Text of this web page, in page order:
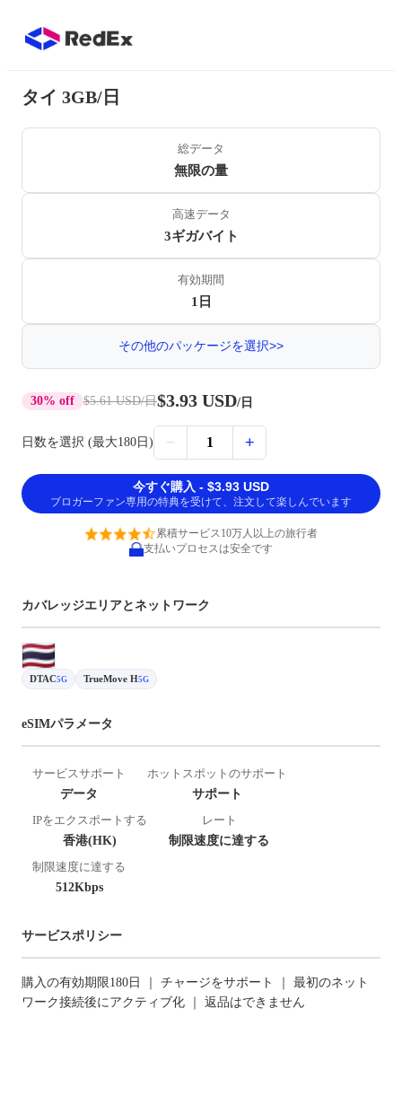
タイ 3GB/日
総データ
無限の量
高速データ
3ギガバイト
有効期間
1日
その他のパッケージを選択>>
30% off $5.61 USD/日$3.93 USD/日
日数を選択 (最大180日) − 1 +
今すぐ購入 - $3.93 USD
ブロガーファン専用の特典を受けて、注文して楽しんでいます
累積サービス10万人以上の旅行者
支払いプロセスは安全です
カバレッジエリアとネットワーク
DTAC5G TrueMove H5G
eSIMパラメータ
サービスサポート
データ
ホットスポットのサポート
サポート
IPをエクスポートする
香港(HK)
レート
制限速度に達する
制限速度に達する
512Kbps
サービスポリシー
購入の有効期限180日 ｜ チャージをサポート ｜ 最初のネット
ワーク接続後にアクティブ化 ｜ 返品はできません